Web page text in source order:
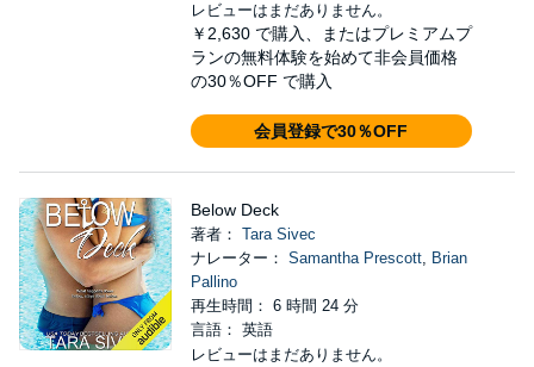
レビューはまだありません。
￥2,630 で購入、またはプレミアムプ
ランの無料体験を始めて非会員価格
の30％OFF で購入
会員登録で30％OFF
Below Deck
著者： Tara Sivec
ナレーター： Samantha Prescott, Brian
Pallino
再生時間： 6 時間 24 分
言語： 英語
レビューはまだありません。